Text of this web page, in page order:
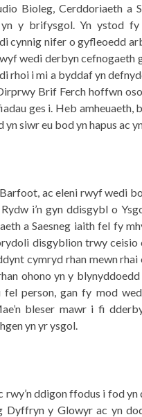
Bioleg, Cerddoriaeth a
y brifysgol. Yn ystod fy
cynnig nifer o gyfleoedd
wedi derbyn cefnogaeth
rhoi i mi a byddaf yn
Brif Ferch hoffwn
ges i. Heb amheuaeth,
yn siwr eu bod yn hapus ac
ac eleni rwyf wedi
i’n gyn ddisgybl o
a Saesneg iaith fel fy
disgyblion trwy
cymryd rhan mewn
ohono yn y
person, gan fy mod
bleser mawr i fi
yn yr ysgol.
rwy’n ddigon ffodus i fod
Dyffryn y Glowyr ac yn